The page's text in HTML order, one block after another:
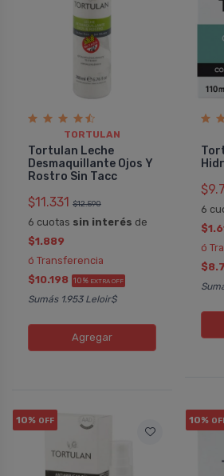
TORTULAN
Tortulan Leche
Desmaquillante Ojos Y
Rostro Sin Tacc
$11.331 $12.590
6 cuotas sin interés de
$1.889
ó Transferencia
$10.198 10% EXTRA OFF
Sumás 1.953 Leloir$
Agregar
6
ó
10% OFF 10%